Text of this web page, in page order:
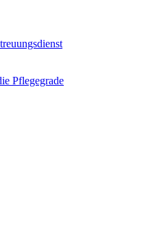
Pflegegrade